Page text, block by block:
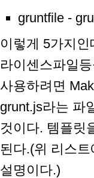
gruntfile -
이렇게 5가지
라이센스파일
사용하려면
grunt.js라는 파
것이다. 템플릿
된다.(위 리스
설명이다.)